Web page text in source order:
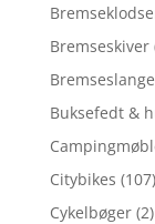
Bremseskiver
Buksefedt &
Citybikes (107)
Cykelbøger (2)